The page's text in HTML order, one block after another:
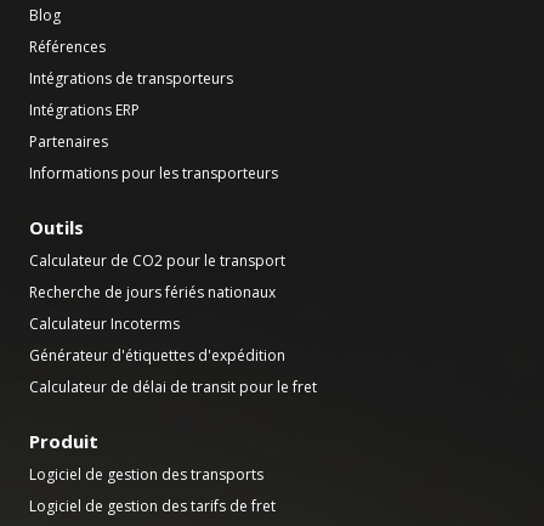
Blog
Références
Intégrations de transporteurs
Intégrations ERP
Partenaires
Informations pour les transporteurs
Outils
Calculateur de CO2 pour le transport
Recherche de jours fériés nationaux
Calculateur Incoterms
Générateur d'étiquettes d'expédition
Calculateur de délai de transit pour le fret
Produit
Logiciel de gestion des transports
Logiciel de gestion des tarifs de fret